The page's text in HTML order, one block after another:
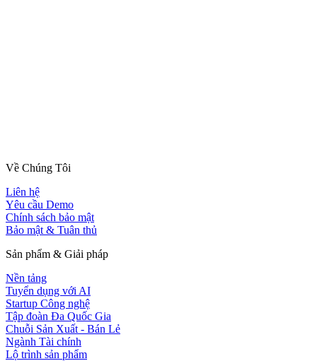
Về Chúng Tôi
Liên hệ
Yêu cầu Demo
Chính sách bảo mật
Bảo mật & Tuân thủ
Sản phẩm & Giải pháp
Nền tảng
Tuyển dụng với AI
Startup Công nghệ
Tập đoàn Đa Quốc Gia
Chuỗi Sản Xuất - Bán Lẻ
Ngành Tài chính
Lộ trình sản phẩm